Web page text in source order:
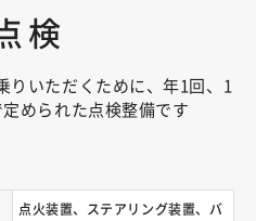
検
りいただくために、年1回、1
められた点検整備です
点火装置、ステアリング装置、バ